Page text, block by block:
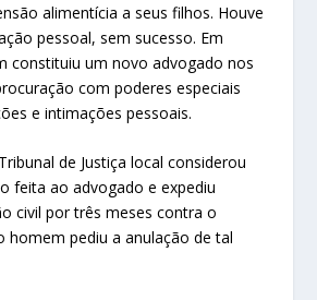
alimentícia a seus filhos. Houve
pessoal, sem sucesso. Em
constituiu um novo advogado nos
com poderes especiais
e intimações pessoais.
de Justiça local considerou
feita ao advogado e expediu
civil por três meses contra o
homem pediu a anulação de tal